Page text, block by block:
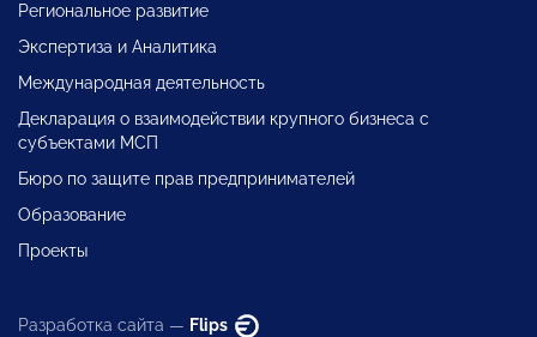
Региональное развитие
Экспертиза и Аналитика
Международная деятельность
Декларация о взаимодействии крупного бизнеса с
субъектами МСП
Бюро по защите прав предпринимателей
Образование
Проекты
Разработка сайта — Flips